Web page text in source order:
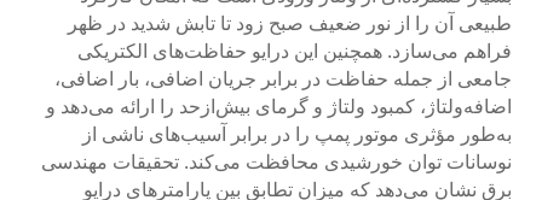
طبیعی آن را از نور ضعیف صبح زود تا تابش شدید در ظهر
فراهم می‌سازد. همچنین این درایو حفاظت‌های الکتریکی
جامعی از جمله حفاظت در برابر جریان اضافی، بار اضافی،
اضافه‌ولتاژ، کمبود ولتاژ و گرمای بیش‌ازحد را ارائه می‌دهد و
به‌طور مؤثری موتور پمپ را در برابر آسیب‌های ناشی از
نوسانات توان خورشیدی محافظت می‌کند. تحقیقات مهندسی
برق نشان می‌دهد که میزان تطابق بین پارامترهای درایو